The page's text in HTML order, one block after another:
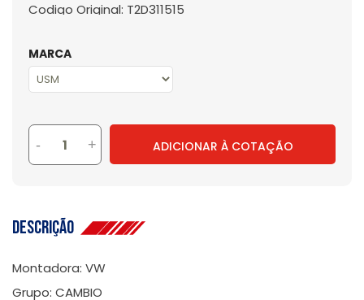
Codigo Original: T2D311515
MARCA
- + ADICIONAR À COTAÇÃO
Descrição
Montadora: VW
Grupo: CAMBIO